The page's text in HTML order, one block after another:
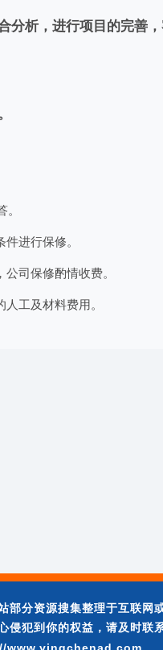
分析，进行项目的完善
进行保修。
司保修酌情收费。
工及材料费用。
部分资源搜集整理于互联网
侵犯到你的权益，请及时联